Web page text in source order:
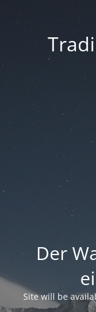
Der
Site will be